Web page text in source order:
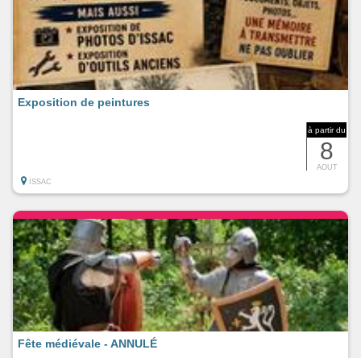
à partir du
8
AOUT
Exposition de peintures
ISSAC
Fête médiévale - ANNULÉ